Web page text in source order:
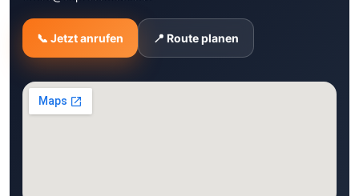
📞 Jetzt anrufen 📍 Route planen